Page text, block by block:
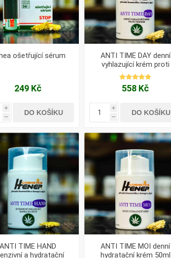
kapky
Narayan
ošetřující sérum
249 Kč
i
h
DO KOŠÍKU
ANTI TIME DAY denní
vyhlazující krém proti
vráskám 50ml
558 Kč
i
h
DO KOŠÍKU
ANTI TIME HAND
a hydratační
ANTI TIME MOI denní
hydratační krém 50ml